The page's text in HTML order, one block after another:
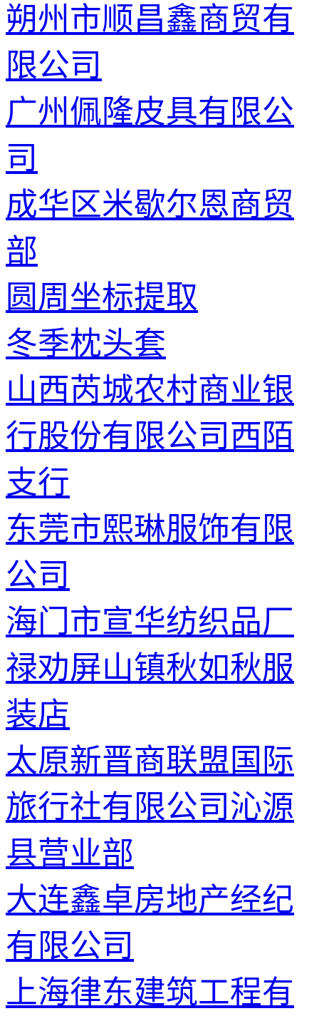
朔州市顺昌鑫商贸有
限公司
广州佩隆皮具有限公
司
成华区米歇尔恩商贸
部
圆周坐标提取
冬季枕头套
山西芮城农村商业银
行股份有限公司西陌
支行
东莞市熙琳服饰有限
公司
海门市宣华纺织品厂
禄劝屏山镇秋如秋服
装店
太原新晋商联盟国际
旅行社有限公司沁源
县营业部
大连鑫卓房地产经纪
有限公司
上海律东建筑工程有